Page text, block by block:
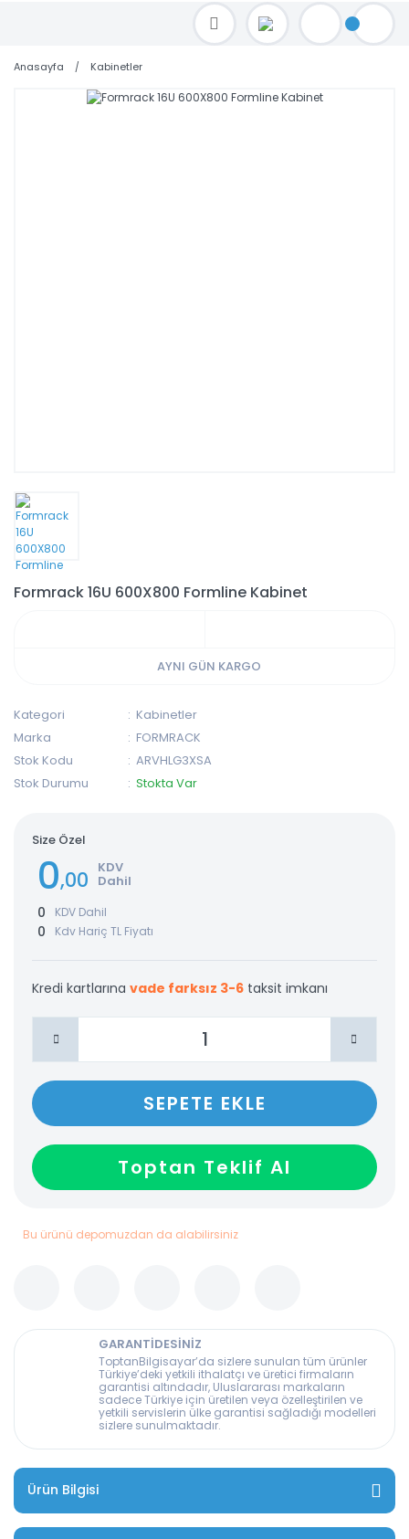
TOPTAN FİYAT ALMAK İÇİN satis@toptanbilgisayar.net MAİL ATINIZ.
SİPARİŞLERİNİZİ AYNI GÜN KARGO İLE GÖNDERİYORUZ!
Anasayfa Kabinetler
Formrack 16U 600X800 Formline Kabinet
AYNI GÜN KARGO
Kategori
Kabinetler
Marka
FORMRACK
Stok Kodu
ARVHLG3XSA
Stok Durumu
Stokta Var
Size Özel
0,00 KDV
Dahil
0 KDV Dahil
0 Kdv Hariç TL Fiyatı
Kredi kartlarına vade farksız 3-6 taksit imkanı
SEPETE EKLE
Toptan Teklif Al
Bu ürünü depomuzdan da alabilirsiniz
GARANTİDESİNİZ
ToptanBilgisayar’da sizlere sunulan tüm ürünler
Türkiye’deki yetkili ithalatçı ve üretici firmaların
garantisi altındadır, Uluslararası markaların
sadece Türkiye için üretilen veya özelleştirilen ve
yetkili servislerin ülke garantisi sağladığı modelleri
sizlere sunulmaktadır.
Ürün Bilgisi